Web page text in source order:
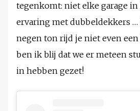
tegenkomt: niet elke garage
ervaring met dubbeldekkers …
negen ton rijd je niet even een
ben ik blij dat we er meteen
in hebben gezet!